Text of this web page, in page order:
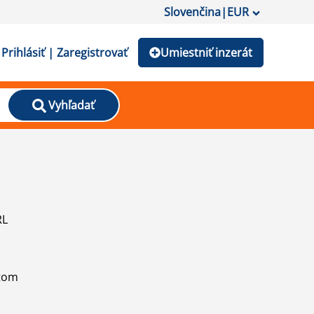
Slovenčina|EUR
Prihlásiť | Zaregistrovať Umiestniť inzerát
Vyhľadať